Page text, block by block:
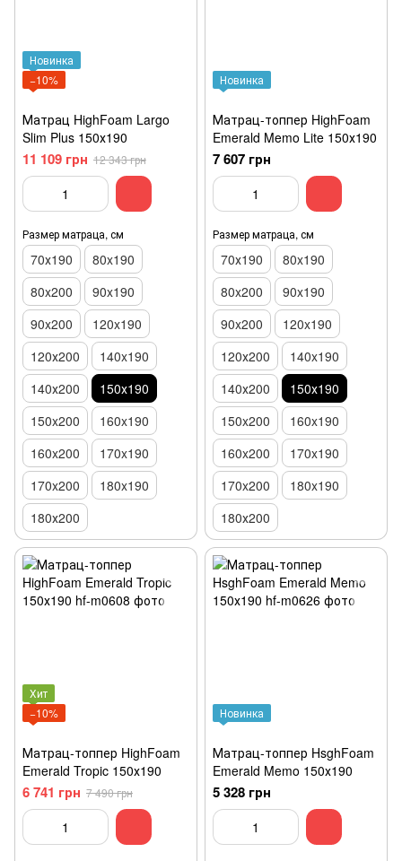
Новинка
−10%
Матрац HighFoam Largo
Slim Plus 150х190
11 109 грн 12 343 грн
Размер матраца, см
70х190
80x190
80x200
90x190
90x200
120x190
120х200
140x190
140х200
150х190
150x200
160x190
160x200
170x190
170x200
180x190
180х200
Новинка
Матрац-топпер HighFoam
Emerald Memo Lite 150х190
7 607 грн
Размер матраца, см
70х190
80x190
80x200
90x190
90x200
120x190
120х200
140x190
140х200
150х190
150x200
160x190
160x200
170x190
170x200
180x190
180х200
Хит
−10%
Матрац-топпер HighFoam
Emerald Tropic 150х190
6 741 грн 7 490 грн
Новинка
Матрац-топпер HsghFoam
Emerald Memo 150х190
5 328 грн